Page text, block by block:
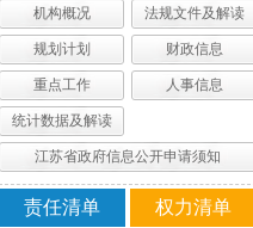
机构概况 法规文件及解读
规划计划 财政信息
重点工作 人事信息
统计数据及解读
江苏省政府信息公开申请须知
责任清单 权力清单